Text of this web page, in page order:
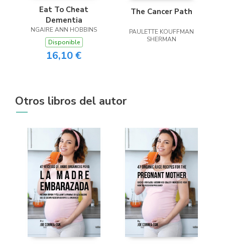
Eat To Cheat
Dementia
NGAIRE ANN HOBBINS
Disponible
16,10 €
The Cancer Path
PAULETTE KOUFFMAN
SHERMAN
Otros libros del autor